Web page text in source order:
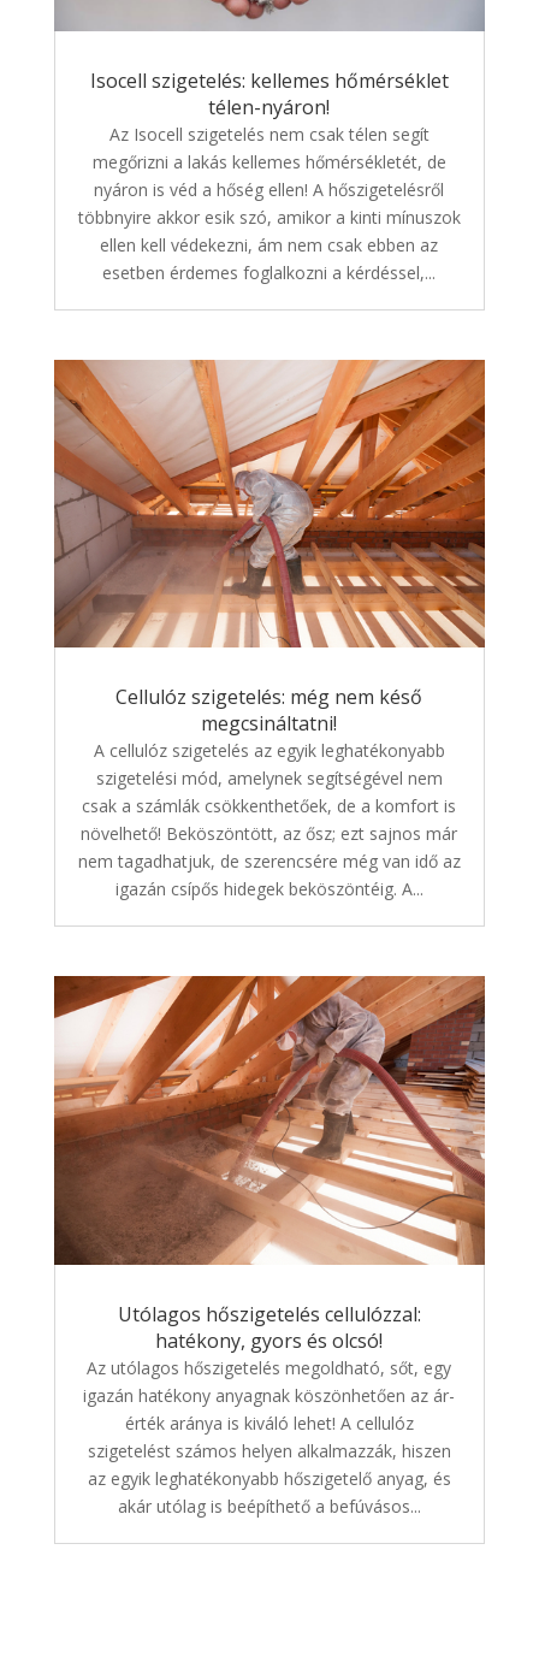
Isocell szigetelés: kellemes hőmérséklet
télen-nyáron!
Az Isocell szigetelés nem csak télen segít
megőrizni a lakás kellemes hőmérsékletét, de
nyáron is véd a hőség ellen! A hőszigetelésről
többnyire akkor esik szó, amikor a kinti mínuszok
ellen kell védekezni, ám nem csak ebben az
esetben érdemes foglalkozni a kérdéssel,...
Cellulóz szigetelés: még nem késő
megcsináltatni!
A cellulóz szigetelés az egyik leghatékonyabb
szigetelési mód, amelynek segítségével nem
csak a számlák csökkenthetőek, de a komfort is
növelhető! Beköszöntött, az ősz; ezt sajnos már
nem tagadhatjuk, de szerencsére még van idő az
igazán csípős hidegek beköszöntéig. A...
Utólagos hőszigetelés cellulózzal:
hatékony, gyors és olcsó!
Az utólagos hőszigetelés megoldható, sőt, egy
igazán hatékony anyagnak köszönhetően az ár-
érték aránya is kiváló lehet! A cellulóz
szigetelést számos helyen alkalmazzák, hiszen
az egyik leghatékonyabb hőszigetelő anyag, és
akár utólag is beépíthető a befúvásos...